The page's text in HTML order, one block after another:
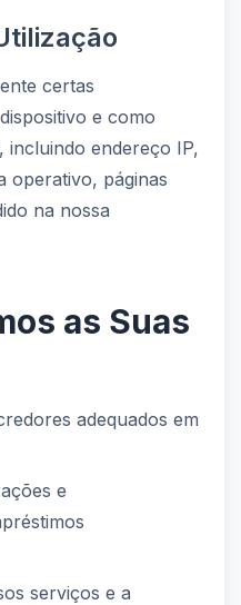
certas
e como
incluindo endereço IP,
operativo, páginas
na nossa
as Suas
adequados em
e
serviços e a